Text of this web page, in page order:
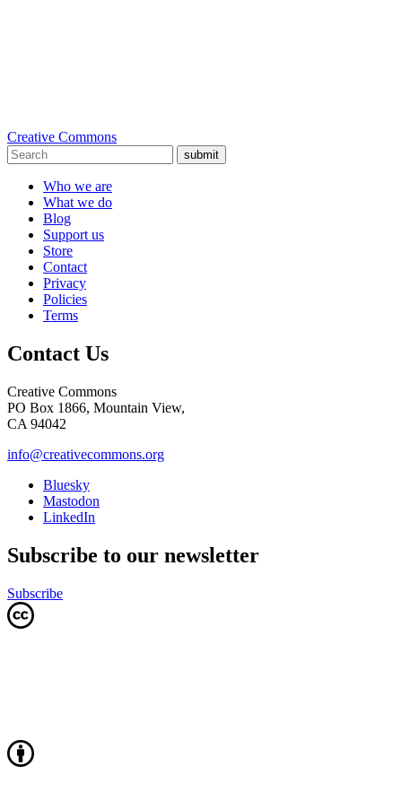
Creative Commons
submit
Who we are
What we do
Blog
Support us
Store
Contact
Privacy
Policies
Terms
Contact Us
Creative Commons
PO Box 1866, Mountain View,
CA 94042
info@creativecommons.org
Bluesky
Mastodon
LinkedIn
Subscribe to our newsletter
Subscribe